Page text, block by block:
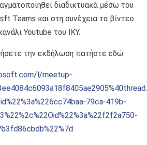
διαδικτυακά μέσω του
Teams και στη συνέχεια τo βίντεο
Youtube του ΙΚΥ.
την εκδήλωση πατήστε εδώ:
l/meetup-
79ca-419b-